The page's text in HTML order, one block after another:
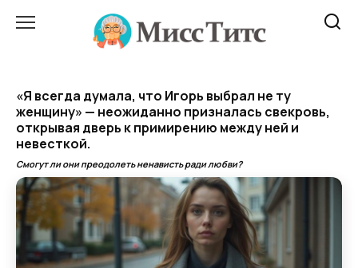
«Я всегда думала, что Игорь выбрал не ту
женщину» — неожиданно призналась свекровь,
открывая дверь к примирению между ней и
невесткой.
Смогут ли они преодолеть ненависть ради любви?